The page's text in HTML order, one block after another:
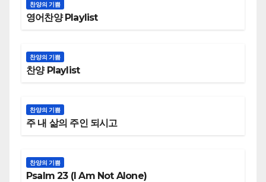
찬양의 기쁨
영어찬양 Playlist
찬양의 기쁨
찬양 Playlist
찬양의 기쁨
주 내 삶의 주인 되시고
찬양의 기쁨
Psalm 23 (I Am Not Alone)